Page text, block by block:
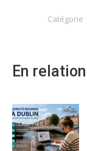
Catégorie
En relation